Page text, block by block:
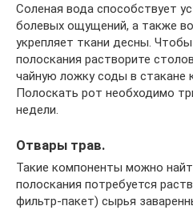
Соленая вода способствует
болевых ощущений, а также
укрепляет ткани десны.
полоскания растворите
чайную ложку соды в стакане
Полоскать рот необходимо
недели.
Отвары трав.
Такие компоненты можно
полоскания потребуется
фильтр-пакет) сырья